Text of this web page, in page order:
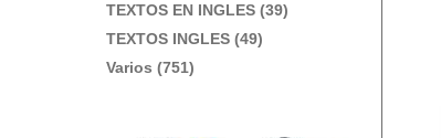
TEXTOS EN INGLES (39)
TEXTOS INGLES (49)
Varios (751)